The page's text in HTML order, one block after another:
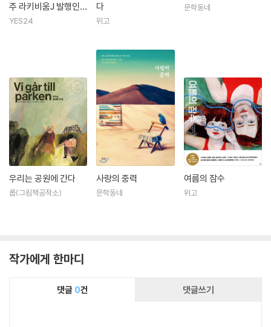
주 라키비움J 발행인
추천 초등 5~6학년 세
YES24
다
위고
문학동네
우리는 공원에 간다
롭(그림책공작소)
사랑의 중력
문학동네
여름의 잠수
위고
작가에게 한마디
댓글 0건 댓글쓰기